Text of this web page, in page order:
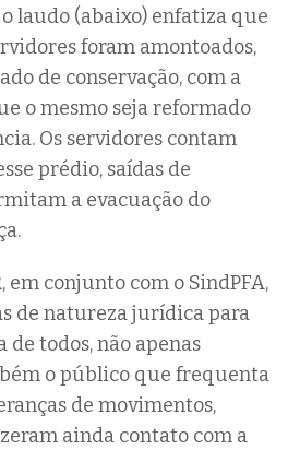
laudo (abaixo) enfatiza que
foram amontoados,
de conservação, com a
o mesmo seja reformado
Os servidores contam
prédio, saídas de
a evacuação do
em conjunto com o SindPFA,
de natureza jurídica para
todos, não apenas
o público que frequenta
de movimentos,
ainda contato com a